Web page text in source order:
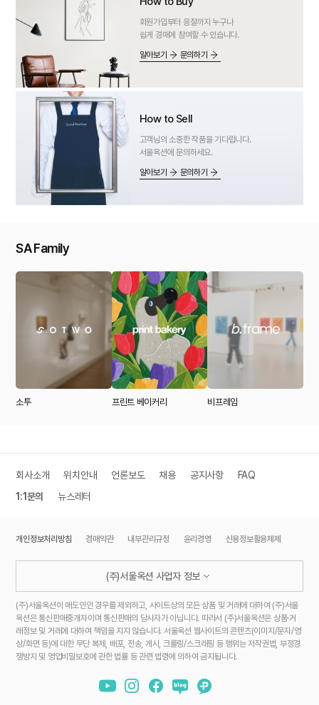
회원가입부터 응찰까지 누구나
쉽게 경매에 참여할 수 있습니다.
알아보기
문의하기
How to Sell
고객님의 소중한 작품을 기다립니다.
서울옥션에 문의하세요.
알아보기
문의하기
SA Family
소투 프린트 베이커리 비프레임
회사소개 위치안내 언론보도 채용 공지사항
FAQ
1:1문의
뉴스레터
개인정보처리방침 경매약관 내부관리규정 윤리경영 신용정보활용체제
(주)서울옥션 사업자 정보
(주)서울옥션이 매도인인 경우를 제외하고, 사이트상의 모든 상품 및 거래에 대하여 (주)서울
옥션은 통신판매중개자이며 통신판매의 당사자가 아닙니다. 따라서 (주)서울옥션은 상품·거
래정보 및 거래에 대하여 책임을 지지 않습니다. 서울옥션 웹사이트의 콘텐츠(이미지/문자/영
상/화면 등)에 대한 무단 복제, 배포, 전송, 게시, 크롤링/스크래핑 등 행위는 저작권법, 부정경
쟁방지 및 영업비밀보호에 관한 법률 등 관련 법령에 의하여 금지됩니다.